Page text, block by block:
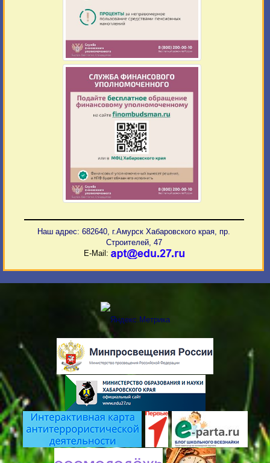
Наш адрес: 682640, г.Амурск Хабаровского края, пр.
Строителей, 47
E-Mail: